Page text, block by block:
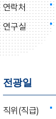
연락처
연구실
전광일
직위(직급)